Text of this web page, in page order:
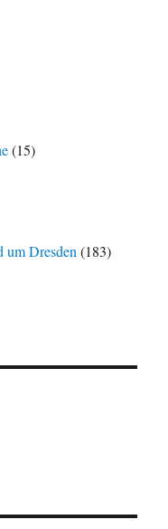
(15)
um Dresden (183)